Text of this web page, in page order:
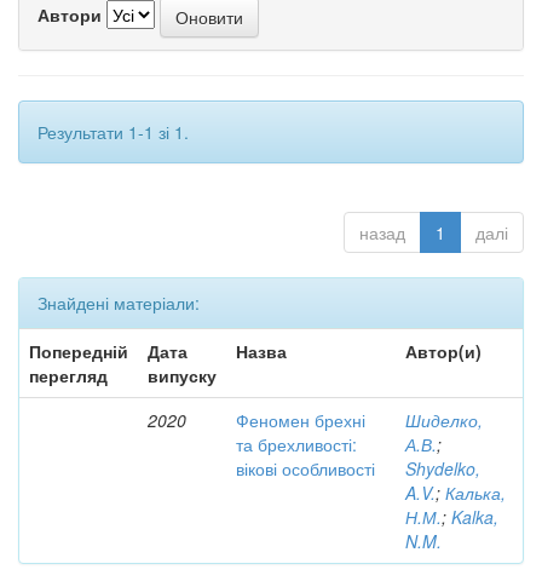
Автори
Результати 1-1 зі 1.
назад 1 далі
Знайдені матеріали:
Попередній
перегляд
Дата
випуску
Назва Автор(и)
2020
Феномен брехні
та брехливості:
вікові особливості
Шиделко,
А.В.;
Shydelko,
A.V.; Калька,
Н.М.; Kalka,
N.M.